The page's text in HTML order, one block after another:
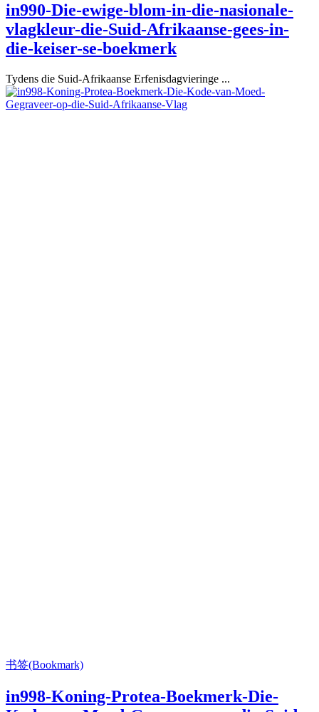
in990-Die-ewige-blom-in-die-nasionale-
vlagkleur-die-Suid-Afrikaanse-gees-in-
die-keiser-se-boekmerk
Tydens die Suid-Afrikaanse Erfenisdagvieringe ...
书签(Bookmark)
in998-Koning-Protea-Boekmerk-Die-